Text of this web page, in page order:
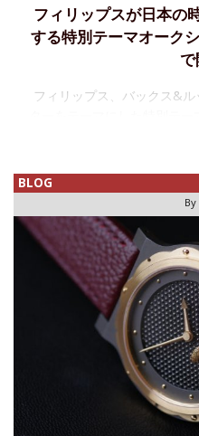
フィリップスが日本の
する特別テーマオーク
で
フィリップス、バックス&
ハイライトを発表香港で11
BLOG
By